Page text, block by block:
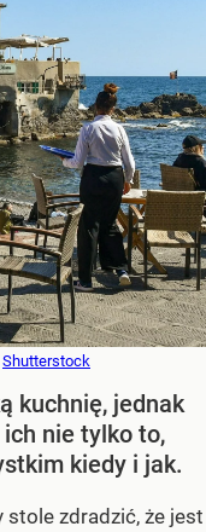
Shutterstock
kuchnię, jednak
nie tylko to,
kiedy i jak.
stole zdradzić, że jest